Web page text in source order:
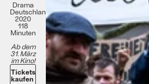
Drama
Deutschland
2020
118
Minuten
Ab dem
31. März
im Kino!
Tickets
kaufen